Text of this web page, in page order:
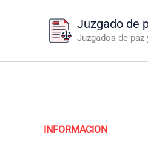
Juzgado de
Juzgados de
INFORMACION